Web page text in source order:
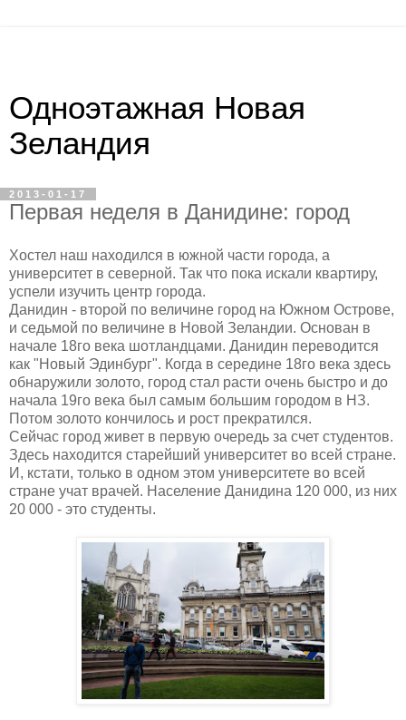
Одноэтажная Новая
Зеландия
2013-01-17
Первая неделя в Данидине: город
Хостел наш находился в южной части города, а
университет в северной. Так что пока искали квартиру,
успели изучить центр города.
Данидин - второй по величине город на Южном Острове,
и седьмой по величине в Новой Зеландии. Основан в
начале 18го века шотландцами. Данидин переводится
как "Новый Эдинбург". Когда в середине 18го века здесь
обнаружили золото, город стал расти очень быстро и до
начала 19го века был самым большим городом в НЗ.
Потом золото кончилось и рост прекратился.
Сейчас город живет в первую очередь за счет студентов.
Здесь находится старейший университет во всей стране.
И, кстати, только в одном этом университете во всей
стране учат врачей. Население Данидина 120 000, из них
20 000 - это студенты.